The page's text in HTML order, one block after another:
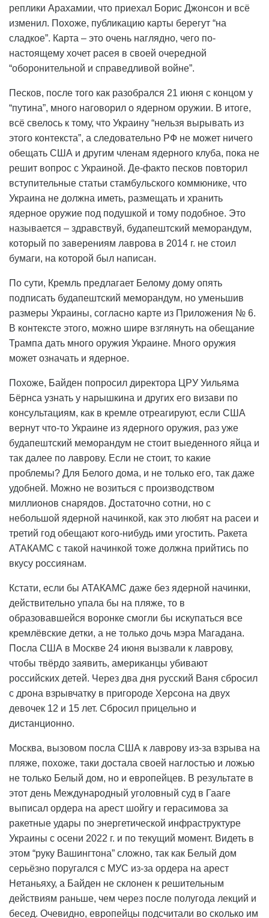
реплики Арахамии, что приехал Борис Джонсон и всё
изменил. Похоже, публикацию карты берегут “на
сладкое”. Карта – это очень наглядно, чего по-
настоящему хочет расея в своей очередной
“оборонительной и справедливой войне”.
Песков, после того как разобрался 21 июня с концом у
“путина”, много наговорил о ядерном оружии. В итоге,
всё свелось к тому, что Украину “нельзя вырывать из
этого контекста”, а следовательно РФ не может ничего
обещать США и другим членам ядерного клуба, пока не
решит вопрос с Украиной. Де-факто песков повторил
вступительные статьи стамбульского коммюнике, что
Украина не должна иметь, размещать и хранить
ядерное оружие под подушкой и тому подобное. Это
называется – здравствуй, будапештский меморандум,
который по заверениям лаврова в 2014 г. не стоил
бумаги, на которой был написан.
По сути, Кремль предлагает Белому дому опять
подписать будапештский меморандум, но уменьшив
размеры Украины, согласно карте из Приложения № 6.
В контексте этого, можно шире взглянуть на обещание
Трампа дать много оружия Украине. Много оружия
может означать и ядерное.
Похоже, Байден попросил директора ЦРУ Уильяма
Бёрнса узнать у нарышкина и других его визави по
консультациям, как в кремле отреагируют, если США
вернут что-то Украине из ядерного оружия, раз уже
будапештский меморандум не стоит выеденного яйца и
так далее по лаврову. Если не стоит, то какие
проблемы? Для Белого дома, и не только его, так даже
удобней. Можно не возиться с производством
миллионов снарядов. Достаточно сотни, но с
небольшой ядерной начинкой, как это любят на расеи и
третий год обещают кого-нибудь ими угостить. Ракета
АТАКАМС с такой начинкой тоже должна прийтись по
вкусу россиянам.
Кстати, если бы АТАКАМС даже без ядерной начинки,
действительно упала бы на пляже, то в
образовавшейся воронке смогли бы искупаться все
кремлёвские детки, а не только дочь мэра Магадана.
Посла США в Москве 24 июня вызвали к лаврову,
чтобы твёрдо заявить, американцы убивают
российских детей. Через два дня русский Ваня сбросил
с дрона взрывчатку в пригороде Херсона на двух
девочек 12 и 15 лет. Сбросил прицельно и
дистанционно.
Москва, вызовом посла США к лаврову из-за взрыва на
пляже, похоже, таки достала своей наглостью и ложью
не только Белый дом, но и европейцев. В результате в
этот день Международный уголовный суд в Гааге
выписал ордера на арест шойгу и герасимова за
ракетные удары по энергетической инфраструктуре
Украины с осени 2022 г. и по текущий момент. Видеть в
этом “руку Вашингтона” сложно, так как Белый дом
серьёзно поругался с МУС из-за ордера на арест
Нетаньяху, а Байден не склонен к решительным
действиям раньше, чем через после полугода лекций и
бесед. Очевидно, европейцы подсчитали во сколько им